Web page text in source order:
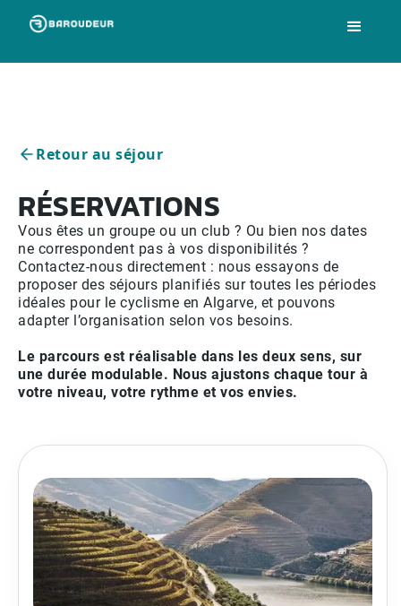
Retour au séjour
RÉSERVATIONS
Vous êtes un groupe ou un club ? Ou bien nos dates
ne correspondent pas à vos disponibilités ?
Contactez-nous directement : nous essayons de
proposer des séjours planifiés sur toutes les périodes
idéales pour le cyclisme en Algarve, et pouvons
adapter l’organisation selon vos besoins.
Le parcours est réalisable dans les deux sens, sur
une durée modulable. Nous ajustons chaque tour à
votre niveau, votre rythme et vos envies.